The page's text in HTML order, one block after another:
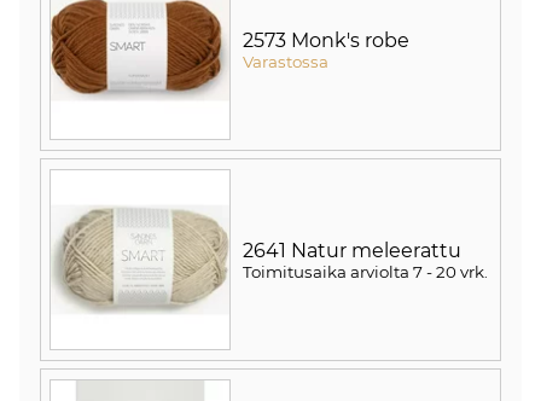
2573 Monk's robe
Varastossa
2641 Natur meleerattu
Toimitusaika arviolta 7 - 20 vrk